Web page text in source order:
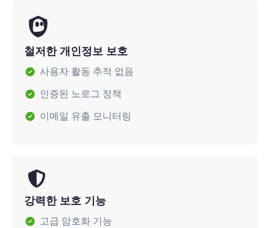
철저한 개인정보 보호
사용자 활동 추적 없음
인증된 노로그 정책
이메일 유출 모니터링
강력한 보호 기능
고급 암호화 기능